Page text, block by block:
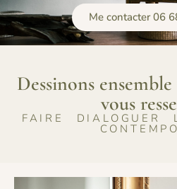
Me contacter 06
Dessinons
vous
FAIRE DIALOGUER